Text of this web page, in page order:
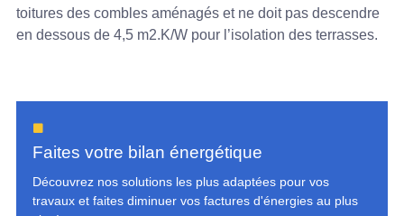
toitures des combles aménagés et ne doit pas descendre
en dessous de 4,5 m2.K/W pour l’isolation des terrasses.
Faites votre bilan énergétique
Découvrez nos solutions les plus adaptées pour vos
travaux et faites diminuer vos factures d'énergies au plus